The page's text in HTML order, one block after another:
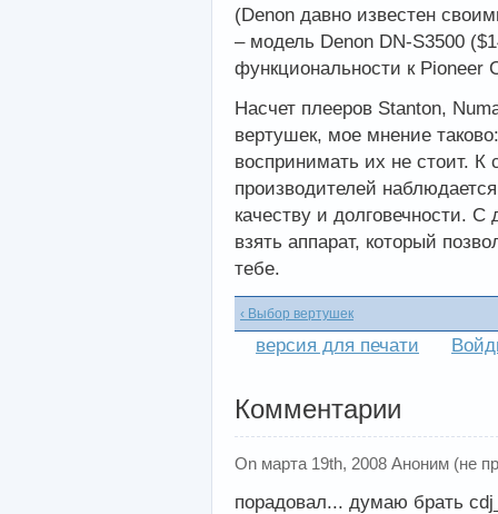
(Denon давно известен
– модель Denon DN-S3500
функциональности к Pioneer
Насчет плееров Stanton,
вертушек, мое мнение
воспринимать их не стоит.
производителей
качеству и долговечности.
взять аппарат, который
тебе.
‹ Выбор вертушек
версия для печати
Комментарии
On марта 19th, 2008 Аноним (не
порадовал... думаю брать